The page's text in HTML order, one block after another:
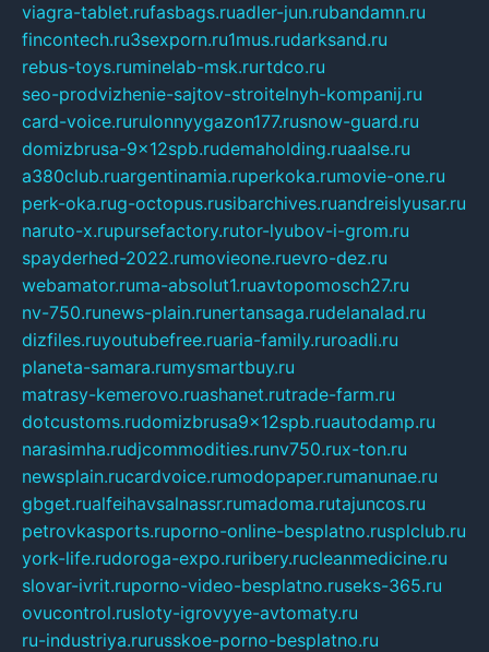
viagra-tablet.rufasbags.ruadler-jun.rubandamn.ru
fincontech.ru3sexporn.ru1mus.rudarksand.ru
rebus-toys.ruminelab-msk.rurtdco.ru
seo-prodvizhenie-sajtov-stroitelnyh-kompanij.ru
card-voice.rurulonnyygazon177.rusnow-guard.ru
domizbrusa-9x12spb.rudemaholding.ruaalse.ru
a380club.ruargentinamia.ruperkoka.rumovie-one.ru
perk-oka.rug-octopus.rusibarchives.ruandreislyusar.ru
naruto-x.rupursefactory.rutor-lyubov-i-grom.ru
spayderhed-2022.rumovieone.ruevro-dez.ru
webamator.ruma-absolut1.ruavtopomosch27.ru
nv-750.runews-plain.runertansaga.rudelanalad.ru
dizfiles.ruyoutubefree.ruaria-family.ruroadli.ru
planeta-samara.rumysmartbuy.ru
matrasy-kemerovo.ruashanet.rutrade-farm.ru
dotcustoms.rudomizbrusa9x12spb.ruautodamp.ru
narasimha.rudjcommodities.runv750.rux-ton.ru
newsplain.rucardvoice.rumodopaper.rumanunae.ru
gbget.rualfeihavsalnassr.rumadoma.rutajuncos.ru
petrovkasports.ruporno-online-besplatno.rusplclub.ru
york-life.rudoroga-expo.ruribery.rucleanmedicine.ru
slovar-ivrit.ruporno-video-besplatno.ruseks-365.ru
ovucontrol.rusloty-igrovyye-avtomaty.ru
ru-industriya.rurusskoe-porno-besplatno.ru